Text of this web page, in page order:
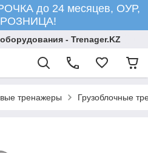
до 24 месяцев, ОУР,
- Trenager.KZ
тренажеры Грузоблочные